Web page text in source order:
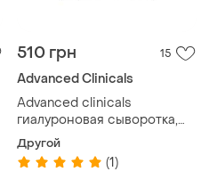
510 грн 15
Advanced Clinicals
Advanced clinicals
гиалуроновая сыворотка,
мгновенное увлажнение
кожи, 52&nbsp;мл
Другой
(1)